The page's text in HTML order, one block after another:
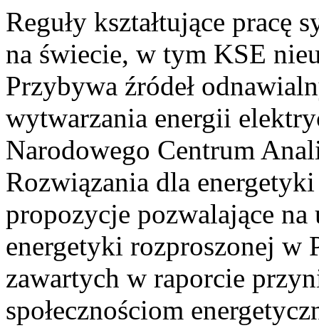
Reguły kształtujące pracę
na świecie, w tym KSE
Przybywa źródeł
wytwarzania energii
Narodowego Centrum
Rozwiązania dla
propozycje pozwalające
energetyki rozproszonej w
zawartych w raporcie
społecznościom